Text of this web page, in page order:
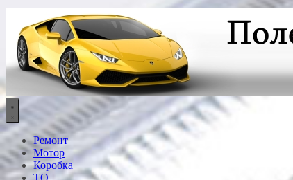
Ремонт
Мотор
Коробка
ТО